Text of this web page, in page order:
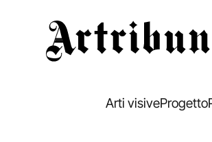
Arti visiveProgetto